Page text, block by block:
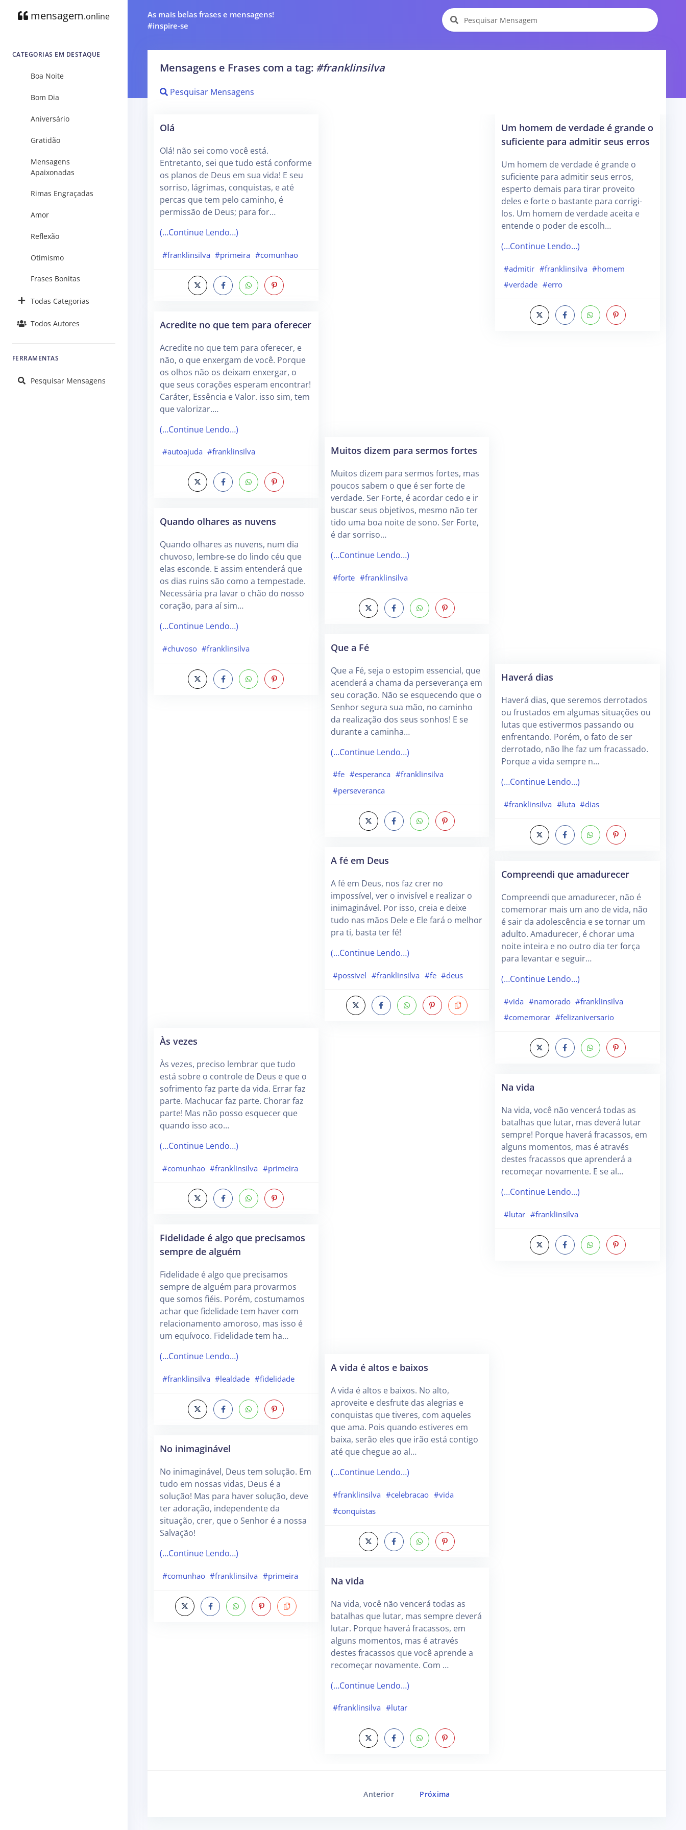
mensagem.online
CATEGORIAS EM DESTAQUE
Boa Noite
Bom Dia
Aniversário
Gratidão
Mensagens
Apaixonadas
Rimas Engraçadas
Amor
Reflexão
Otimismo
Frases Bonitas
Todas Categorias
Todos Autores
FERRAMENTAS
Pesquisar Mensagens
As mais belas frases e mensagens!
#inspire-se
Mensagens e Frases com a tag: #franklinsilva
Pesquisar Mensagens
Olá
Olá! não sei como você está.
Entretanto, sei que tudo está conforme
os planos de Deus em sua vida! E seu
sorriso, lágrimas, conquistas, e até
percas que tem pelo caminho, é
permissão de Deus; para for…
(…Continue Lendo…)
#franklinsilva #primeira #comunhao
Acredite no que tem para oferecer
Acredite no que tem para oferecer, e
não, o que enxergam de você. Porque
os olhos não os deixam enxergar, o
que seus corações esperam encontrar!
Caráter, Essência e Valor. isso sim, tem
que valorizar.…
(…Continue Lendo…)
#autoajuda #franklinsilva
Quando olhares as nuvens
Quando olhares as nuvens, num dia
chuvoso, lembre-se do lindo céu que
elas esconde. E assim entenderá que
os dias ruins são como a tempestade.
Necessária pra lavar o chão do nosso
coração, para aí sim…
(…Continue Lendo…)
#chuvoso #franklinsilva
Às vezes
Às vezes, preciso lembrar que tudo
está sobre o controle de Deus e que o
sofrimento faz parte da vida. Errar faz
parte. Machucar faz parte. Chorar faz
parte! Mas não posso esquecer que
quando isso aco…
(…Continue Lendo…)
#comunhao #franklinsilva #primeira
Fidelidade é algo que precisamos
sempre de alguém
Fidelidade é algo que precisamos
sempre de alguém para provarmos
que somos fiéis. Porém, costumamos
achar que fidelidade tem haver com
relacionamento amoroso, mas isso é
um equívoco. Fidelidade tem ha…
(…Continue Lendo…)
#franklinsilva #lealdade #fidelidade
No inimaginável
No inimaginável, Deus tem solução. Em
tudo em nossas vidas, Deus é a
solução! Mas para haver solução, deve
ter adoração, independente da
situação, crer, que o Senhor é a nossa
Salvação!
(…Continue Lendo…)
#comunhao #franklinsilva #primeira
Muitos dizem para sermos fortes
Muitos dizem para sermos fortes, mas
poucos sabem o que é ser forte de
verdade. Ser Forte, é acordar cedo e ir
buscar seus objetivos, mesmo não ter
tido uma boa noite de sono. Ser Forte,
é dar sorriso…
(…Continue Lendo…)
#forte #franklinsilva
Que a Fé
Que a Fé, seja o estopim essencial, que
acenderá a chama da perseverança em
seu coração. Não se esquecendo que o
Senhor segura sua mão, no caminho
da realização dos seus sonhos! E se
durante a caminha…
(…Continue Lendo…)
#fe #esperanca #franklinsilva
#perseveranca
A fé em Deus
A fé em Deus, nos faz crer no
impossível, ver o invisível e realizar o
inimaginável. Por isso, creia e deixe
tudo nas mãos Dele e Ele fará o melhor
pra ti, basta ter fé!
(…Continue Lendo…)
#possivel #franklinsilva #fe #deus
A vida é altos e baixos
A vida é altos e baixos. No alto,
aproveite e desfrute das alegrias e
conquistas que tiveres, com aqueles
que ama. Pois quando estiveres em
baixa, serão eles que irão está contigo
até que chegue ao al…
(…Continue Lendo…)
#franklinsilva #celebracao #vida
#conquistas
Na vida
Na vida, você não vencerá todas as
batalhas que lutar, mas sempre deverá
lutar. Porque haverá fracassos, em
alguns momentos, mas é através
destes fracassos que você aprende a
recomeçar novamente. Com …
(…Continue Lendo…)
#franklinsilva #lutar
Um homem de verdade é grande o
suficiente para admitir seus erros
Um homem de verdade é grande o
suficiente para admitir seus erros,
esperto demais para tirar proveito
deles e forte o bastante para corrigi-
los. Um homem de verdade aceita e
entende o poder de escolh…
(…Continue Lendo…)
#admitir #franklinsilva #homem
#verdade #erro
Haverá dias
Haverá dias, que seremos derrotados
ou frustados em algumas situações ou
lutas que estivermos passando ou
enfrentando. Porém, o fato de ser
derrotado, não lhe faz um fracassado.
Porque a vida sempre n…
(…Continue Lendo…)
#franklinsilva #luta #dias
Compreendi que amadurecer
Compreendi que amadurecer, não é
comemorar mais um ano de vida, não
é sair da adolescência e se tornar um
adulto. Amadurecer, é chorar uma
noite inteira e no outro dia ter força
para levantar e seguir…
(…Continue Lendo…)
#vida #namorado #franklinsilva
#comemorar #felizaniversario
Na vida
Na vida, você não vencerá todas as
batalhas que lutar, mas deverá lutar
sempre! Porque haverá fracassos, em
alguns momentos, mas é através
destes fracassos que aprenderá a
recomeçar novamente. E se al…
(…Continue Lendo…)
#lutar #franklinsilva
Anterior Próxima